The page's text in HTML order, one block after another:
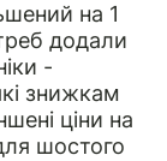
на 1
додали
-
знижкам
ціни на
шостого